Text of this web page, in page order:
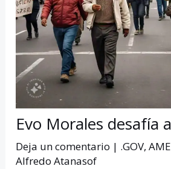
Evo Morales desafía
Deja un comentario | .GOV,
Alfredo Atanasof